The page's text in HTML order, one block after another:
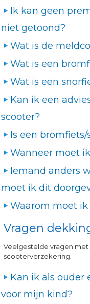
Ik kan geen
niet getoond?
Wat is de
Wat is een
Wat is een
Kan ik een
scooter?
Is een
Wanneer moet
Iemand anders
moet ik dit
Waarom moet ik
Vragen
Veelgestelde vragen
scooterverzekering.
Kan ik als ouder
voor mijn kind?